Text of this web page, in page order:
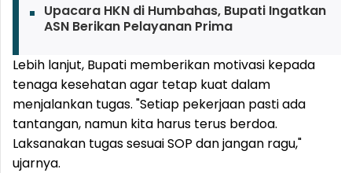
Upacara HKN di Humbahas, Bupati Ingatkan
ASN Berikan Pelayanan Prima
Lebih lanjut, Bupati memberikan motivasi kepada
tenaga kesehatan agar tetap kuat dalam
menjalankan tugas. "Setiap pekerjaan pasti ada
tantangan, namun kita harus terus berdoa.
Laksanakan tugas sesuai SOP dan jangan ragu,"
ujarnya.